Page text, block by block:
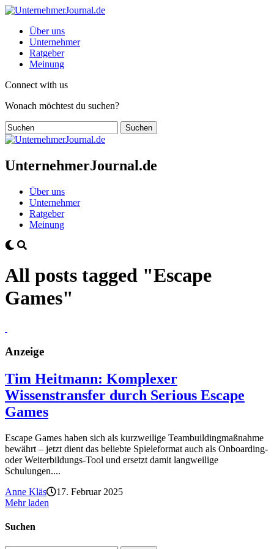
Über uns
Unternehmer
Ratgeber
Meinung
Connect with us
Wonach möchtest du suchen?
UnternehmerJournal.de
Über uns
Unternehmer
Ratgeber
Meinung
All posts tagged "Escape
Games"
Anzeige
Tim Heitmann: Komplexer
Wissenstransfer durch Serious Escape
Games
Escape Games haben sich als kurzweilige Teambuildingmaßnahme
bewährt – jetzt dient das beliebte Spieleformat auch als Onboarding-
oder Weiterbildungs-Tool und ersetzt damit langweilige
Schulungen....
Anne Kläs
17. Februar 2025
Mehr laden
Suchen